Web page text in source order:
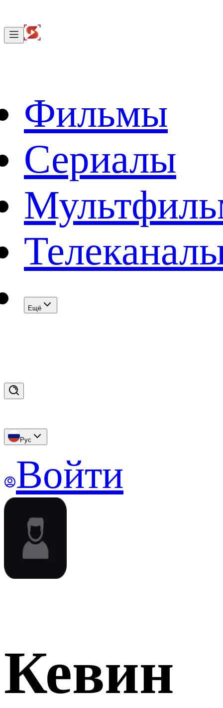
Фильмы
Сериалы
Eщё
Рус
Войти
Кевин